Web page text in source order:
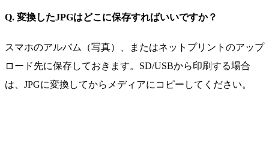
Q. 変換したJPGはどこに保存すればいいですか？
スマホのアルバム（写真）、またはネットプリントのアップ
ロード先に保存しておきます。SD/USBから印刷する場合
は、JPGに変換してからメディアにコピーしてください。